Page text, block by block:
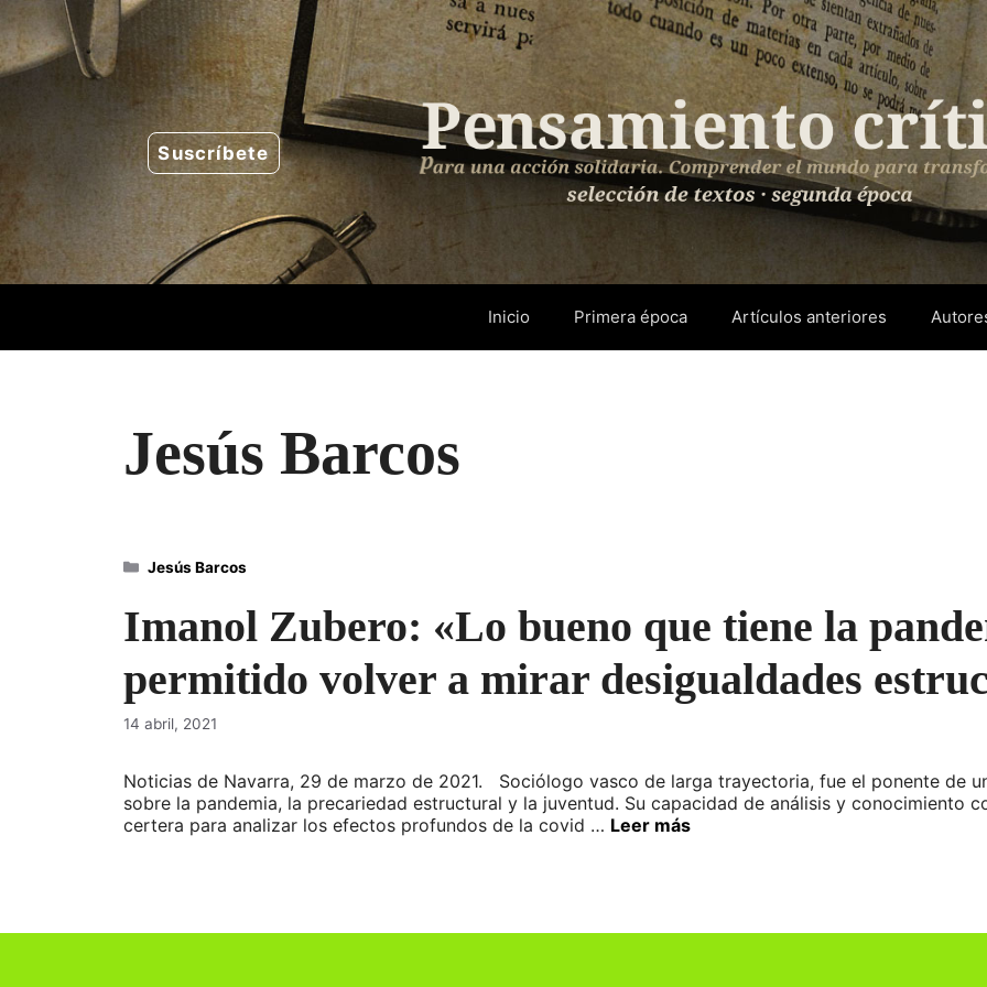
Saltar
al
contenido
Suscríbete
Inicio Primera época Artículos anteriores
Jesús Barcos
Imanol Zubero: «Lo bueno que tiene la
permitido volver a mirar desigualdades
14 abril, 2021
Noticias de Navarra, 29 de marzo de 2021. Sociólogo vasco de larga trayectoria, fue el ponente de
sobre la pandemia, la precariedad estructural y la juventud. Su capacidad de análisis y conocimiento
certera para analizar los efectos profundos de la covid … Leer más
Categorías
Jesús Barcos